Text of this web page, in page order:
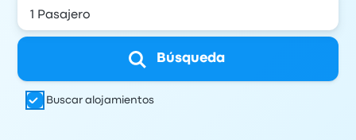
Búsqueda
Buscar alojamientos